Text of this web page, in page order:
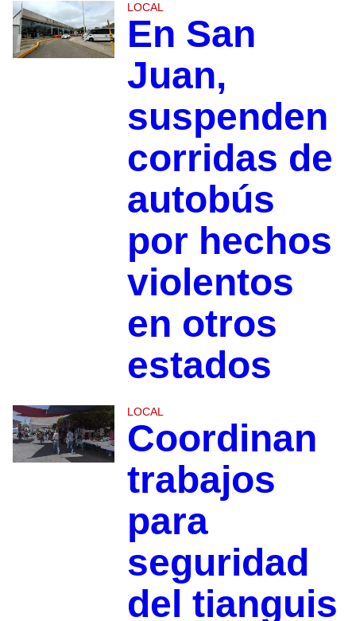
LOCAL
En San
Juan,
suspenden
corridas de
autobús
por hechos
violentos
en otros
estados
LOCAL
Coordinan
trabajos
para
seguridad
del tianguis